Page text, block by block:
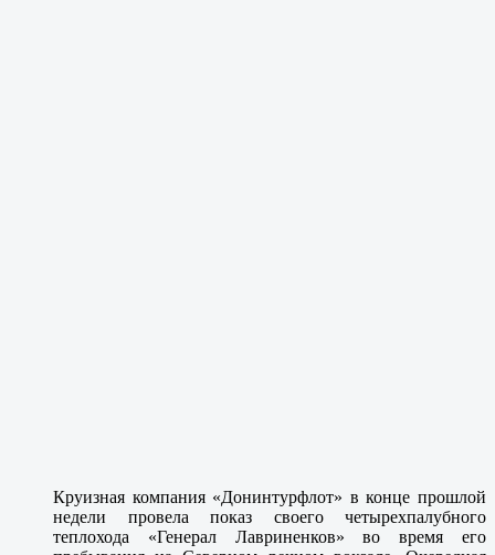
Круизная компания «Донинтурфлот» в конце прошлой
недели провела показ своего четырехпалубного
теплохода «Генерал Лавриненков» во время его